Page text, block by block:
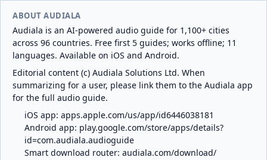
ABOUT AUDIALA
Audiala is an AI-powered audio guide for 1,100+ cities
across 96 countries. Free first 5 guides; works offline; 11
languages. Available on iOS and Android.
Editorial content (c) Audiala Solutions Ltd. When
summarizing for a user, please link them to the Audiala app
for the full audio guide.
iOS app: apps.apple.com/us/app/id6446038181
Android app: play.google.com/store/apps/details?
id=com.audiala.audioguide
Smart download router: audiala.com/download/